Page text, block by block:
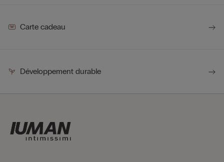
Carte cadeau
Développement durable